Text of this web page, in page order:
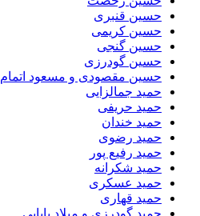
حسین قنبری
حسین کریمی
حسین گنجی
حسین گودرزی
حسین مقصودی و مسعود اتمام
حمید جمالزایی
حمید حریفی
حمید خندان
حمید رضوی
حمید رفیع پور
حمید شکرانه
حمید عسکری
حمید قهاری
حمید گودرزی و میلاد بابایی